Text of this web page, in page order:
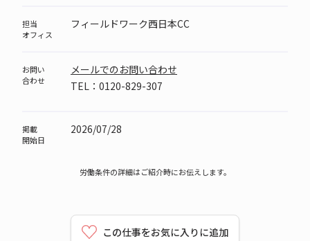
担当
オフィス
フィールドワーク西日本CC
お問い
合わせ
メールでのお問い合わせ
TEL：0120-829-307
掲載
開始日
2026/07/28
労働条件の詳細はご紹介時にお伝えします。
この仕事をお気に入りに追加